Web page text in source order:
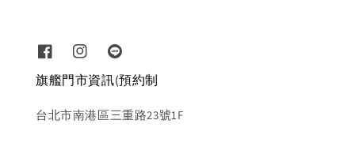
旗艦門市資訊(預約制
台北市南港區三重路23號1F